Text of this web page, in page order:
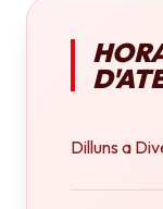
Dilluns a